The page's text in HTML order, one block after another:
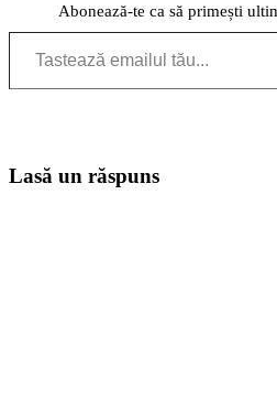
Abonează-te ca să primești
Tastează emailul tău...
Lasă un răspuns